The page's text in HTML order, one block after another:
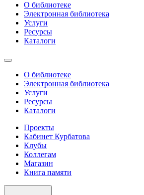
О библиотеке
Электронная библиотека
Услуги
Ресурсы
Каталоги
О библиотеке
Электронная библиотека
Услуги
Ресурсы
Каталоги
Проекты
Кабинет Курбатова
Клубы
Коллегам
Магазин
Книга памяти